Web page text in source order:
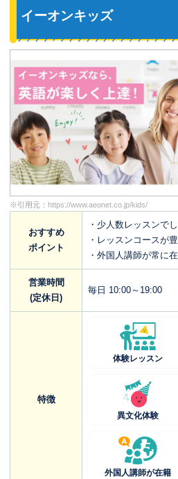
イーオンキッズ
※引用元： https://www.aeonet.co.jp/kids/
おすすめ
ポイント
・少人数レッスンで
・レッスンコースが
・外国人講師が常に
営業時間
(定休日)
毎日 10:00～19:00
特徴
体験レッスン
異文化体験
外国人講師が在籍